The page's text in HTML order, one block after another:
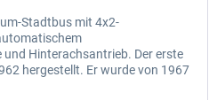
Stadtbus mit 4x2-
Hinterachsantrieb. Der erste
hergestellt. Er wurde von 1967